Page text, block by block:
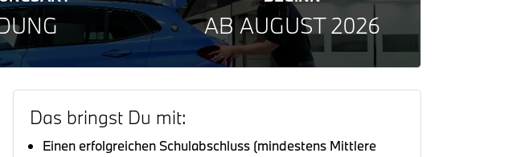
AB AUGUST 2026
Das bringst Du mit:
Einen erfolgreichen Schulabschluss (mindestens Mittlere